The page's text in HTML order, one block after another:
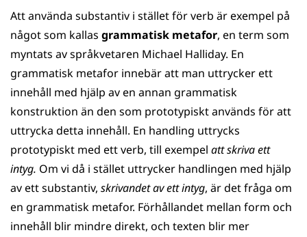
Att använda substantiv i stället för verb är exempel på
något som kallas grammatisk metafor, en term som
myntats av språkvetaren Michael Halliday. En
grammatisk metafor innebär att man uttrycker ett
innehåll med hjälp av en annan grammatisk
konstruktion än den som prototypiskt används för att
uttrycka detta innehåll. En handling uttrycks
prototypiskt med ett verb, till exempel att skriva ett
intyg. Om vi då i stället uttrycker handlingen med hjälp
av ett substantiv, skrivandet av ett intyg, är det fråga om
en grammatisk metafor. Förhållandet mellan form och
innehåll blir mindre direkt, och texten blir mer